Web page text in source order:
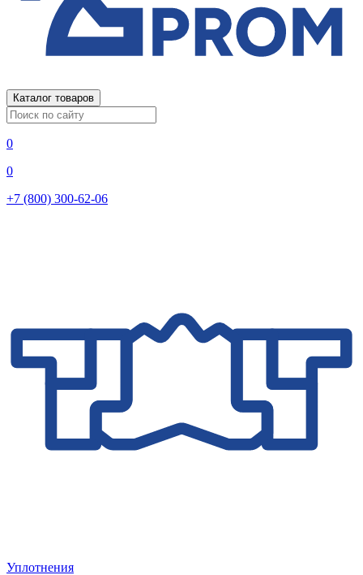
Каталог товаров
0
0
+7 (800) 300-62-06
Уплотнения